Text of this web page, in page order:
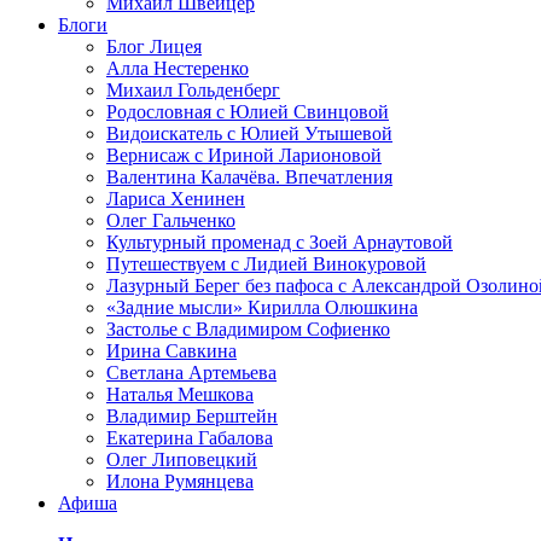
Блоги
Блог Лицея
Алла Нестеренко
Михаил Гольденберг
Родословная с Юлией Свинцовой
Видоискатель с Юлией Утышевой
Вернисаж с Ириной Ларионовой
Валентина Калачёва. Впечатления
Лариса Хенинен
Олег Гальченко
Культурный променад с Зоей Арнаутовой
Путешествуем с Лидией Винокуровой
Лазурный Берег без пафоса с Александрой
«Задние мысли» Кирилла Олюшкина
Застолье с Владимиром Софиенко
Ирина Савкина
Светлана Артемьева
Наталья Мешкова
Владимир Берштейн
Екатерина Габалова
Олег Липовецкий
Илона Румянцева
Афиша